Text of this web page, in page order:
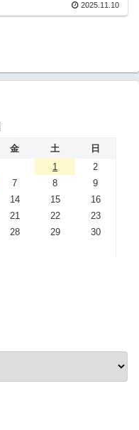
2025.11.10
金 土
日
1
2
7 8
9
14 15
16
21 22
23
28 29
30